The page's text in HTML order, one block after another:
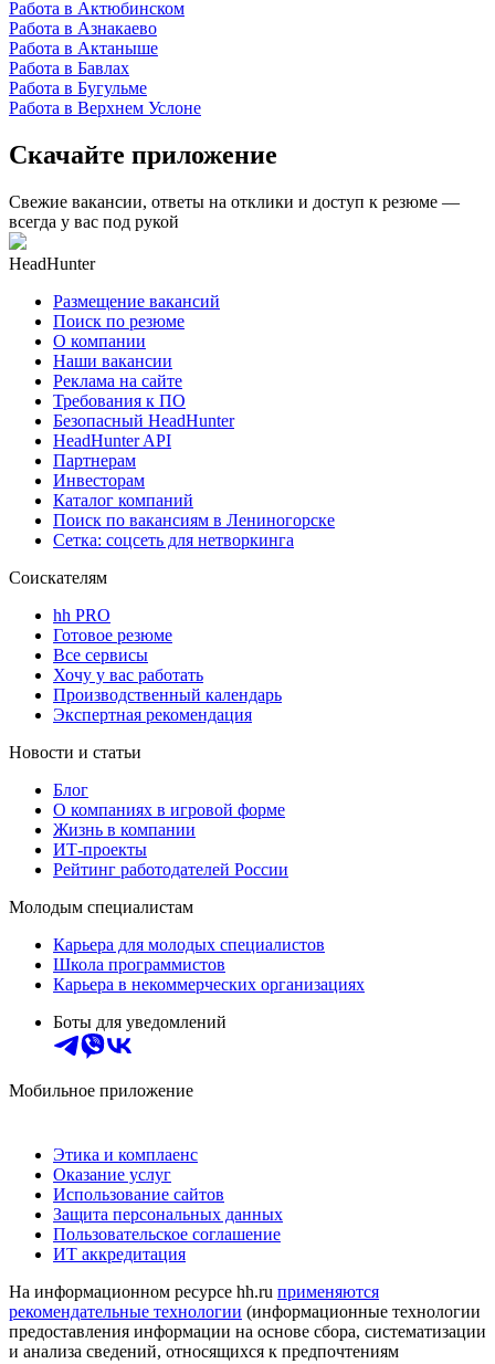
Работа в Актюбинском
Работа в Азнакаево
Работа в Актаныше
Работа в Бавлах
Работа в Бугульме
Работа в Верхнем Услоне
Скачайте приложение
Свежие вакансии, ответы на отклики и доступ к резюме —
всегда у вас под рукой
HeadHunter
Размещение вакансий
Поиск по резюме
О компании
Наши вакансии
Реклама на сайте
Требования к ПО
Безопасный HeadHunter
HeadHunter API
Партнерам
Инвесторам
Каталог компаний
Поиск по вакансиям в Лениногорске
Сетка: соцсеть для нетворкинга
Соискателям
hh PRO
Готовое резюме
Все сервисы
Хочу у вас работать
Производственный календарь
Экспертная рекомендация
Новости и статьи
Блог
О компаниях в игровой форме
Жизнь в компании
ИТ-проекты
Рейтинг работодателей России
Молодым специалистам
Карьера для молодых специалистов
Школа программистов
Карьера в некоммерческих организациях
Боты для уведомлений
Мобильное приложение
Этика и комплаенс
Оказание услуг
Использование сайтов
Защита персональных данных
Пользовательское соглашение
ИТ аккредитация
На информационном ресурсе hh.ru применяются
рекомендательные технологии (информационные технологии
предоставления информации на основе сбора, систематизации
и анализа сведений, относящихся к предпочтениям